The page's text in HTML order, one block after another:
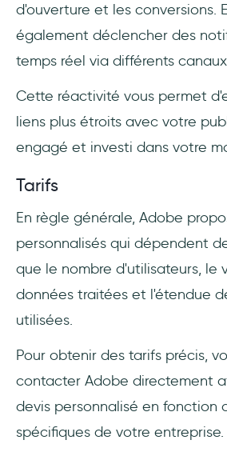
d'ouverture et les conversions.
également déclencher des
temps réel via différents
Cette réactivité vous permet
liens plus étroits avec votre
engagé et investi dans votre
Tarifs
En règle générale, Adobe
personnalisés qui dépendent
que le nombre d'utilisateurs, le
données traitées et l'étendue
utilisées.
Pour obtenir des tarifs précis,
contacter Adobe directement
devis personnalisé en fonction
spécifiques de votre entreprise.